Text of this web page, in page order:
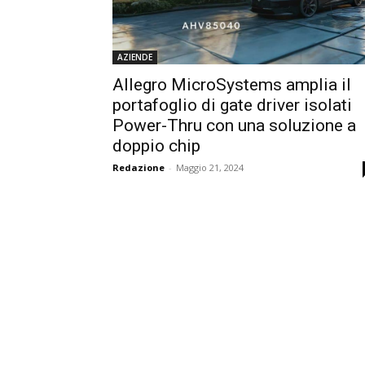
AZIENDE
Allegro MicroSystems amplia il
portafoglio di gate driver isolati
Power-Thru con una soluzione a
doppio chip
Redazione - Maggio 21, 2024